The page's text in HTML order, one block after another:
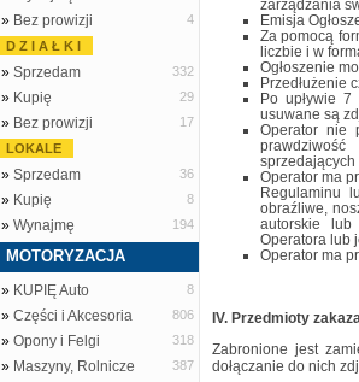
» Bez prowizji
4
D Z I A Ł K I
» Sprzedam 332
» Kupię 29
» Bez prowizji
17
LOKALE
» Sprzedam 36
» Kupię 8
» Wynajmę 194
MOTORYZACJA
» KUPIĘ Auto 8
» Części i Akcesoria 806
» Opony i Felgi 318
» Maszyny, Rolnicze 387
zarządzania
Emisja
Za pomocą
liczbie i w
Ogłoszenie
Przedłużenie
Po upływie
usuwane są
Operator nie
Operator ma
Regulaminu
obraźliwe,
autorskie lub
Operatora lub
Operator ma
IV. Przedmioty
Zabronione jest
dołączanie do nich